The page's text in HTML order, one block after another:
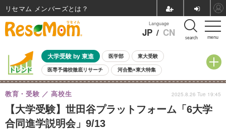
menu
Language
JP / CN search
大学受験 by 東進 医学部 東大受験
医専予備校徹底リサーチ 河合塾×東大特集
親子で考える大学選び 高校受験 中学受験 小学校受験
共通テスト 夏休み
8月開催イベント・WS 全国公立高校 過去問 人気記事
自由研究教材（小学生向け） 自由研究教材（中学生向け）
【大学受験】世田谷プラットフォーム「6大学
合同進学説明会」9/13
教育・受験 高校生 2025.8.26 Tue 19:45
リセマム メンバーズ